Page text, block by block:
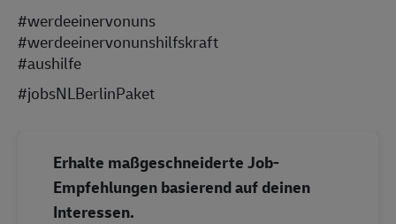
#werdeeinervonuns
#werdeeinervonunshilfskraft
#aushilfe
#jobsNLBerlinPaket
Erhalte maßgeschneiderte Job-
Empfehlungen basierend auf deinen
Interessen.